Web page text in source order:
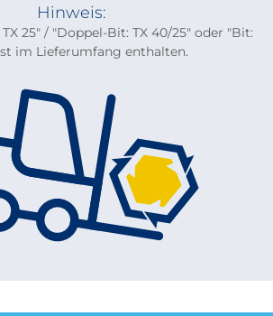
Hinweis:
25" / "Doppel-Bit: TX 40/25" oder "Bit:
im Lieferumfang enthalten.